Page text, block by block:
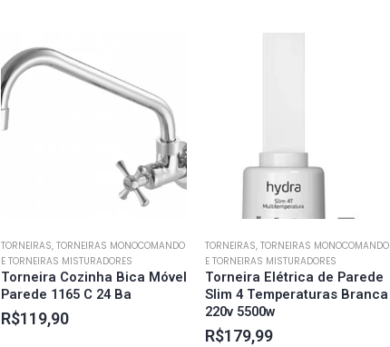
TORNEIRAS, TORNEIRAS MONOCOMANDO
E TORNEIRAS MISTURADORES
Torneira Cozinha Bica Móvel
Parede 1165 C 24 Ba
R$119,90
TORNEIRAS, TORNEIRAS MONOCOMANDO
E TORNEIRAS MISTURADORES
Torneira Elétrica de Parede
Slim 4 Temperaturas Branca
220v 5500w
R$179,99